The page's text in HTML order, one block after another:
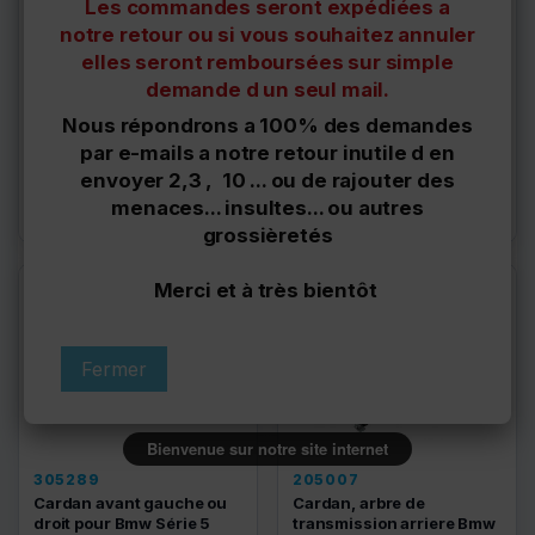
Cardan avant droit Bmw
X5 E53
119,90 €
Délais à confirmer
Cardan avant gauche
Bmw X5 E53
119,90 €
Délais à confirmer
305289
Cardan avant gauche ou
droit pour Bmw Série 5
205007
Cardan, arbre de
transmission arriere Bmw
Les commandes seront expédiées a
notre retour ou si vous souhaitez annuler
elles seront remboursées sur simple
demande d un seul mail.
Nous répondrons a 100% des demandes
par e-mails a notre retour inutile d en
envoyer 2,3 , 10 ... ou de rajouter des
menaces... insultes... ou autres
grossièretés
Merci et à très bientôt
Fermer
Bienvenue sur notre site internet